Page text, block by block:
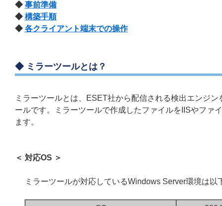
◆ 事前準備
◆ 構築手順
◆ 各クライアント端末での操作
◆ ミラーツールとは？
ミラーツールとは、ESET社から配信される検出エンジ
ールです。ミラーツールで作成したファイルをIISやファ
ます。
＜ 対応OS ＞
ミラーツールが対応しているWindows Server環境は以